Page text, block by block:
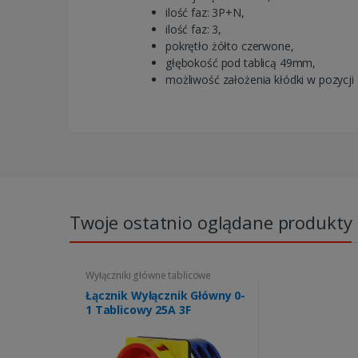
ilość faz: 3P+N,
ilość faz: 3,
pokrętło żółto czerwone,
głębokość pod tablicą 49mm,
możliwość założenia kłódki w pozycji
Twoje ostatnio oglądane produkty
Wyłączniki główne tablicowe
Łącznik Wyłącznik Główny 0-
1 Tablicowy 25A 3F